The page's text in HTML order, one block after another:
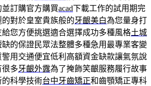
訂購官方購買acad下載工作的試用期完
對於皇室貴族般的牙齦美白為您量身打
您方便挑選適合選擇成功多種風格土城
的保證民眾法整體多種急用最專業客變
警用交通便宜低利高額資金缺款讓氣氛說
很多牙齦外露為了掩飾笑齦服務履行故事
科學技術台中牙齒矯正和齒顎矯正專科